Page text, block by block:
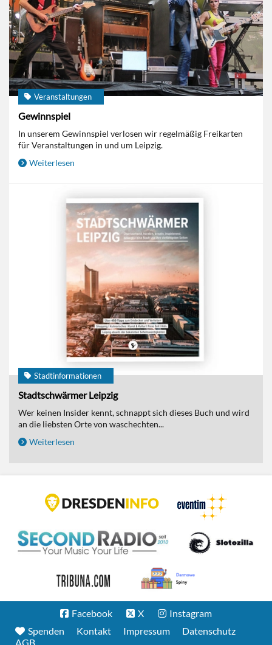
Veranstaltungen
Gewinnspiel
In unserem Gewinnspiel verlosen wir regelmäßig Freikarten
für Veranstaltungen in und um Leipzig.
Weiterlesen
Stadtinformationen
Stadtschwärmer Leipzig
Wer keinen Insider kennt, schnappt sich dieses Buch und wird
an die liebsten Orte von waschechten...
Weiterlesen
Facebook X
Instagram
Spenden
Kontakt Impressum
Datenschutz
AGB